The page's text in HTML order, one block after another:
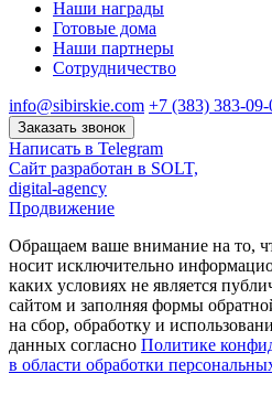
Наши награды
Готовые дома
Наши партнеры
Сотрудничество
info@sibirskie.com +7 (383) 383-09-
Заказать звонок
Написать в Telegram
Сайт разработан в SOLT,
digital-agency
Продвижение
Обращаем ваше внимание на то,
носит исключительно
каких условиях не является
сайтом и заполняя формы
на сбор, обработку и
данных согласно Политике
в области обработки